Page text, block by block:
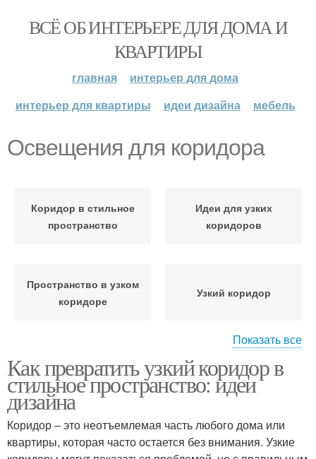
ВСЁ ОБ ИНТЕРЬЕРЕ ДЛЯ ДОМА И
КВАРТИРЫ
главная
интерьер для дома
интерьер для квартиры
идеи дизайна мебель
Освещения для коридора
Коридор в стильное
пространство
Идеи для узких
коридоров
Пространство в узком
коридоре
Узкий коридор
коридора
Показать все
Как превратить узкий коридор в
стильное пространство: идеи
дизайна
Коридор – это неотъемлемая часть любого дома или
квартиры, которая часто остается без внимания. Узкие